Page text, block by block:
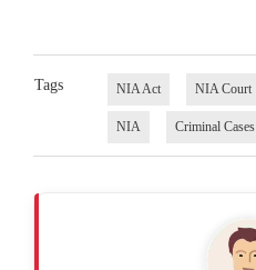
Tags NIA Act NIA Court
NIA Criminal Cases